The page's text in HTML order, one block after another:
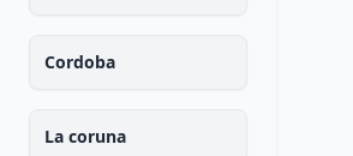
Cordoba
La coruna